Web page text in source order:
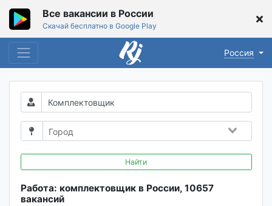
Все вакансии в России
Скачай бесплатно в Google Play
Россия
Найти
Работа: комплектовщик в России, 10657
вакансий